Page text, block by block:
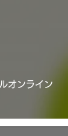
オンライン